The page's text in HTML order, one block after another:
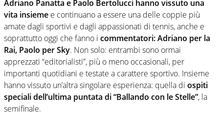
Adriano Panatta e Paolo Bertolucci hanno vissuto una
vita insieme e continuano a essere una delle coppie più
amate dagli sportivi e dagli appassionati di tennis, anche e
soprattutto oggi che fanno i commentatori: Adriano per la
Rai, Paolo per Sky. Non solo: entrambi sono ormai
apprezzati “editorialisti”, più o meno occasionali, per
importanti quotidiani e testate a carattere sportivo. Insieme
hanno vissuto un’altra singolare esperienza: quella di ospiti
speciali dell’ultima puntata di “Ballando con le Stelle”, la
semifinale.